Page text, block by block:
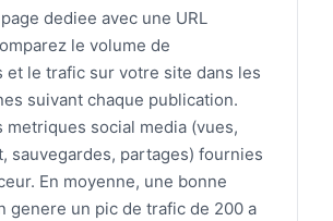
dediee avec une URL
le volume de
et le trafic sur votre site dans les
suivant chaque publication.
metriques social media (vues,
sauvegardes, partages) fournies
En moyenne, une bonne
genere un pic de trafic de 200 a